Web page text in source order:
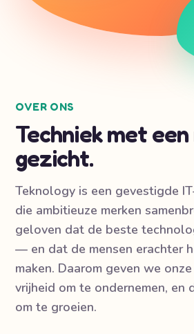
OVER ONS
Techniek met
gezicht.
Teknology is een gevestigde
die ambitieuze merken
geloven dat de beste
— en dat de mensen erachter
maken. Daarom geven we
vrijheid om te ondernemen, en
om te groeien.